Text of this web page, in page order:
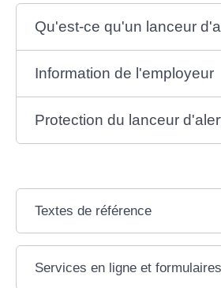
Qu'est-ce qu'un lanceur
Information de l'employeur
Protection du lanceur
Textes de référence
Services en ligne et formulaires